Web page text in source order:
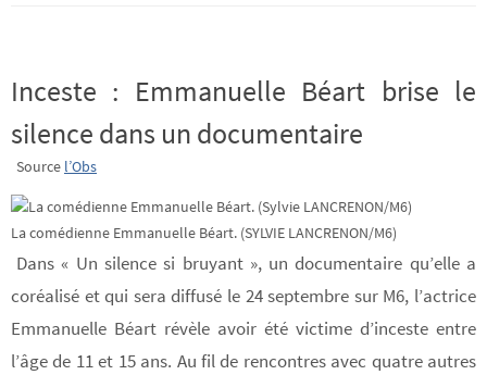
Inceste : Emmanuelle Béart brise le
silence dans un documentaire
Source l’Obs
La comédienne Emmanuelle Béart. (SYLVIE LANCRENON/M6)
Dans « Un silence si bruyant », un documentaire qu’elle a
coréalisé et qui sera diffusé le 24 septembre sur M6, l’actrice
Emmanuelle Béart révèle avoir été victime d’inceste entre
l’âge de 11 et 15 ans. Au fil de rencontres avec quatre autres